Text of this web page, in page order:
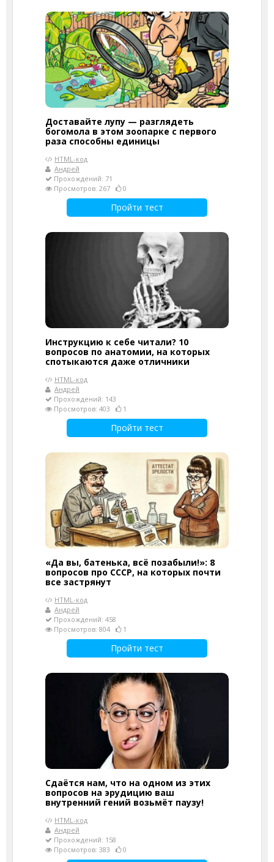
Доставайте лупу — разглядеть
богомола в этом зоопарке с первого
раза способны единицы
HTML-код
Андрей
Прохождений: 71
Просмотров: 267
0
Пройти тест
Инструкцию к себе читали? 10
вопросов по анатомии, на которых
спотыкаются даже отличники
HTML-код
Андрей
Прохождений: 143
Просмотров: 403
1
Пройти тест
«Да вы, батенька, всё позабыли!»: 8
вопросов про СССР, на которых почти
все застрянут
HTML-код
Андрей
Прохождений: 458
Просмотров: 804
1
Пройти тест
Сдаётся нам, что на одном из этих
вопросов на эрудицию ваш
внутренний гений возьмёт паузу!
HTML-код
Андрей
Прохождений: 158
Просмотров: 383
0